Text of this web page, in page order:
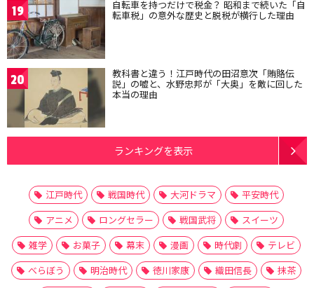
19 自転車を持つだけで税金？ 昭和まで続いた「自
転車税」の意外な歴史と脱税が横行した理由
20 教科書と違う！江戸時代の田沼意次「賄賂伝
説」の嘘と、水野忠邦が「大奥」を敵に回した
本当の理由
ランキングを表示
江戸時代 戦国時代 大河ドラマ
平安時代
アニメ
ロングセラー 戦国武将
スイーツ
雑学
お菓子 幕末 漫画 時代劇
テレビ
べらぼう
明治時代 徳川家康 織田信長
抹茶